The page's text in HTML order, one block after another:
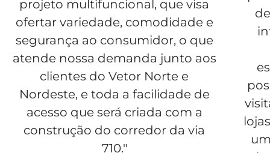
projeto multifuncional, que visa
ofertar variedade, comodidade e
segurança ao consumidor, o que
atende nossa demanda junto aos
clientes do Vetor Norte e
Nordeste, e toda a facilidade de
acesso que será criada com a
construção do corredor da via
710."